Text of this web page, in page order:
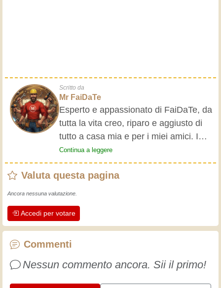
Scritto da
Mr FaiDaTe
Esperto e appassionato di FaiDaTe, da
tutta la vita creo, riparo e aggiusto di
tutto a casa mia e per i miei amici. I
nonni mi hanno insegnato i primi
rudimenti, fin da piccolo e da allora ho
fatto un sacco di esperienze.
L'esperienza insegna! Tiene attivi e
artigiani professionisti mettono nel loro
lavoro. Impariamo insieme, ogni giorno
è una occasione per migliorare. Buon
Continua a leggere
Valuta questa pagina
Ancora nessuna valutazione.
Accedi per votare
Commenti
Nessun commento ancora. Sii il primo!